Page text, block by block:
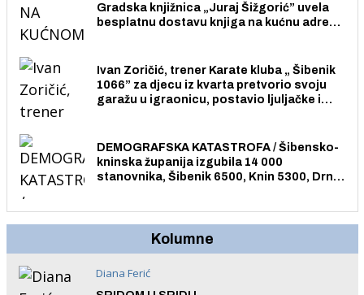
Gradska knjižnica „Juraj Šižgorić” uvela
besplatnu dostavu knjiga na kućnu adresu
Ivan Zoričić, trener Karate kluba „ Šibenik
1066” za djecu iz kvarta pretvorio svoju
garažu u igraonicu, postavio ljuljačke i
DEMOGRAFSKA KATASTROFA / Šibensko-
kninska županija izgubila 14 000
stanovnika, Šibenik 6500, Knin 5300, Drniš
Kolumne
Diana Ferić